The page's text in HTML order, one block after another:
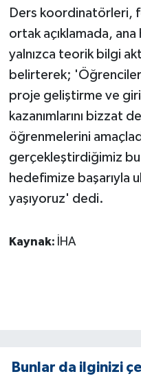
Ders koordinatörleri,
ortak açıklamada,
yalnızca teorik bilgi
belirterek;
proje geliştirme ve
kazanımlarını bizzat
öğrenmelerini
gerçekleştirdiğimiz
hedefimize başarıyla
yaşıyoruz' dedi.
Kaynak: İHA
Bunlar da ilginizi